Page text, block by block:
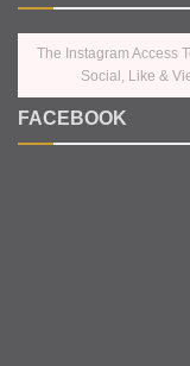
The Instagram Access
Social, Like &
FACEBOOK